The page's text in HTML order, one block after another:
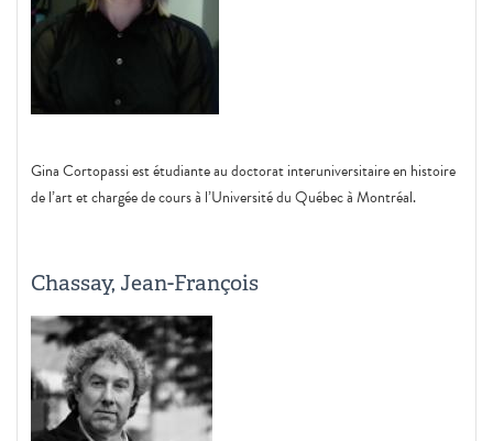
Gina Cortopassi est étudiante au doctorat interuniversitaire en histoire
de l’art et chargée de cours à l’Université du Québec à Montréal.
Chassay, Jean-François